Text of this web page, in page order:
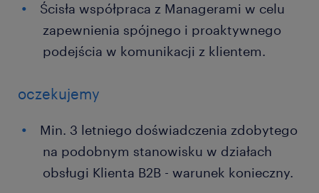
Ścisła współpraca z Managerami w celu
zapewnienia spójnego i proaktywnego
podejścia w komunikacji z klientem.
oczekujemy
Min. 3 letniego doświadczenia zdobytego
na podobnym stanowisku w działach
obsługi Klienta B2B - warunek konieczny.